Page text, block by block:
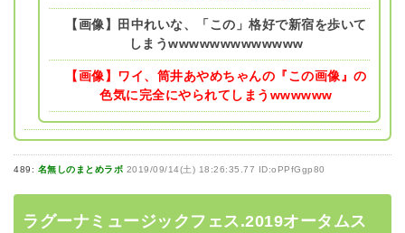
【画像】田中れいな、「この」格好で新宿を歩いて
しまうwwwwwwwwwwwww
【画像】ワイ、筒井あやめちゃんの『この画像』の
色気に完全にやられてしまうwwwwww
489: 名無しのまとめラボ 2019/09/14(土) 18:26:35.77 ID:oPPfGgp80
ラグーナミュージックフェス.2019オータムス